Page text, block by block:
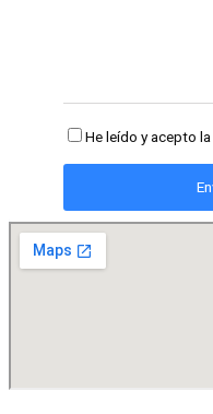
He leído y acepto la